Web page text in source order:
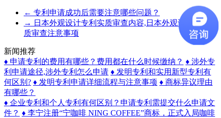
← 专利申请成功后需要注意哪些问题？
→ 日本外观设计专利实质审查内容,日本外观设计专利实
质审查注意事项
新闻推荐
♦ 申请专利的费用有哪些？费用都在什么时候缴纳？ ♦ 涉外专
利申请途径,涉外专利怎么申请 ♦ 发明专利和实用新型专利有
何区别? ♦ 发明专利申请详细流程与注意事项 ♦ 商标异议理由
有哪些？
♦ 企业专利和个人专利有何区别？申请专利需提交什么申请文
件？ ♦ 李宁注册“宁咖啡 NING COFFEE”商标，正式入局咖啡